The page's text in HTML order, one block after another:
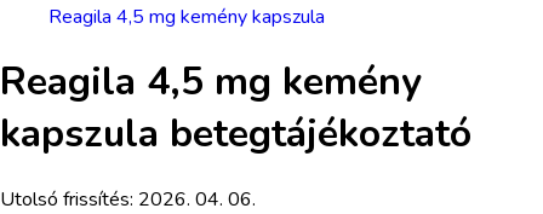
Reagila 4,5 mg kemény kapszula
Reagila 4,5 mg kemény
kapszula betegtájékoztató
Utolsó frissítés: 2026. 04. 06.